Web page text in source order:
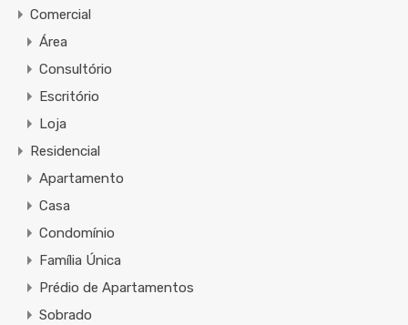
Comercial
Área
Consultório
Escritório
Loja
Residencial
Apartamento
Casa
Condomínio
Família Única
Prédio de Apartamentos
Sobrado